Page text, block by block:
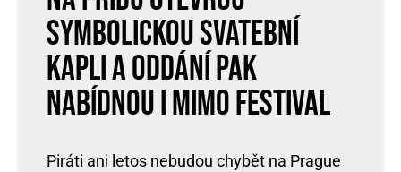
symbolickou svatební
kapli a oddání pak
nabídnou i mimo festival
Piráti ani letos nebudou chybět na Prague